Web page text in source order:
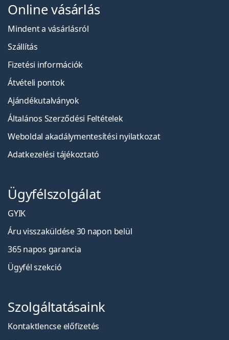
Online vásárlás
Mindent a vásárlásról
Szállítás
Fizetési információk
Átvételi pontok
Ajándékutalványok
Általános Szerződési Feltételek
Weboldal akadálymentesítési nyilatkozat
Adatkezelési tájékoztató
Ügyfélszolgálat
GYIK
Áru visszaküldése 30 napon belül
365 napos garancia
Ügyfél szekció
Szolgáltatásaink
Kontaktlencse előfizetés